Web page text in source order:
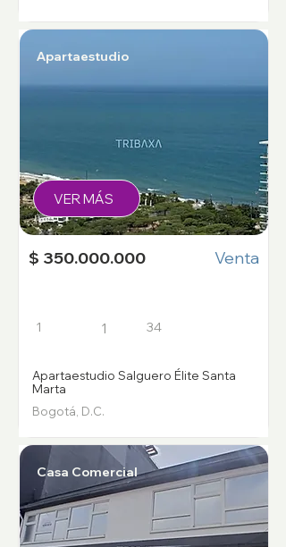
Apartaestudio
VER MÁS
$ 350.000.000 Venta
1 1 34
Apartaestudio Salguero Élite Santa
Marta
Bogotá, D.C.
Casa Comercial